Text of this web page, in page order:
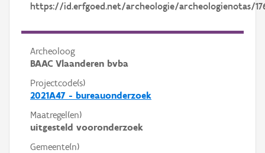
https://id.erfgoed.net/archeologie/archeologienotas/
Archeoloog
BAAC Vlaanderen bvba
Projectcode(s)
2021A47 - bureauonderzoek
Maatregel(en)
uitgesteld vooronderzoek
Gemeente(n)